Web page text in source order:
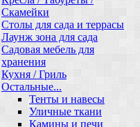
Скамейки
Столы для сада и террасы
Лаунж зона для сада
Садовая мебель для
хранения
Кухня / Гриль
Остальные...
Тенты и навесы
Уличные ткани
Камины и печи